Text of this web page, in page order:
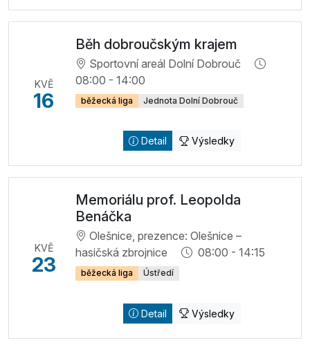
KVĚ
16
Běh dobroučským krajem
Sportovní areál Dolní Dobrouč
08:00 - 14:00
běžecká liga Jednota Dolní Dobrouč
Detail Výsledky
KVĚ
23
Memoriálu prof. Leopolda
Benáčka
Olešnice, prezence: Olešnice –
hasičská zbrojnice
08:00 - 14:15
běžecká liga Ústředí
Detail Výsledky